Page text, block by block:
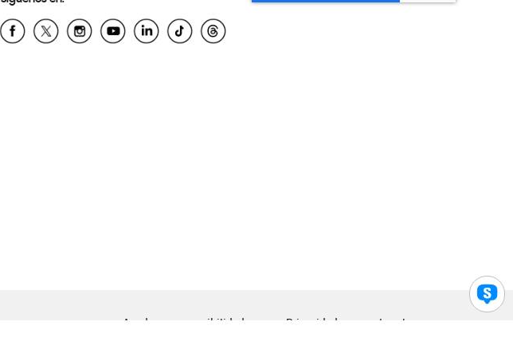
Ayuda para accesibilidad Privacidad Legal